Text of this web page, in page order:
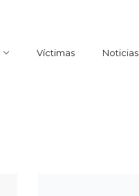
Víctimas Noticias